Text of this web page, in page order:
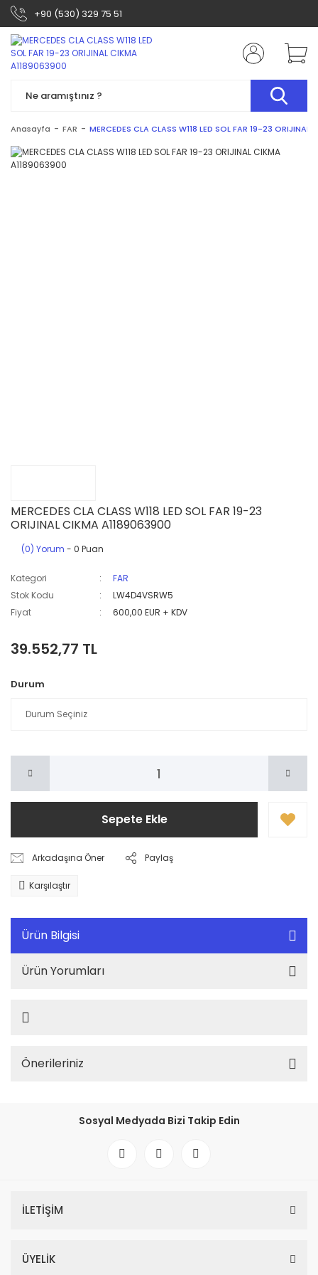
+90 (530) 329 75 51
Anasayfa FAR MERCEDES CLA CLASS W118 LED SOL FAR 19-23 ORIJINAL
MERCEDES CLA CLASS W118 LED SOL FAR 19-23
ORIJINAL CIKMA A1189063900
(0) Yorum - 0 Puan
Kategori
FAR
Stok Kodu
LW4D4VSRW5
Fiyat
600,00 EUR + KDV
39.552,77 TL
Durum
Sepete Ekle
Arkadaşına Öner Paylaş
Karşılaştır
Ürün Bilgisi
Ürün Yorumları
Önerileriniz
Sosyal Medyada Bizi Takip Edin
İLETİŞİM
ÜYELİK